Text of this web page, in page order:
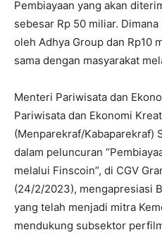
Pembiayaan yang akan
sebesar Rp 50 miliar.
oleh Adhya Group dan Rp10
sama dengan masyarakat
Menteri Pariwisata dan
Pariwisata dan Ekonomi
(Menparekraf/Kabaparekraf)
dalam peluncuran
melalui Finscoin”, di CGV
(24/2/2023), mengapresiasi
yang telah menjadi mitra
mendukung subsektor